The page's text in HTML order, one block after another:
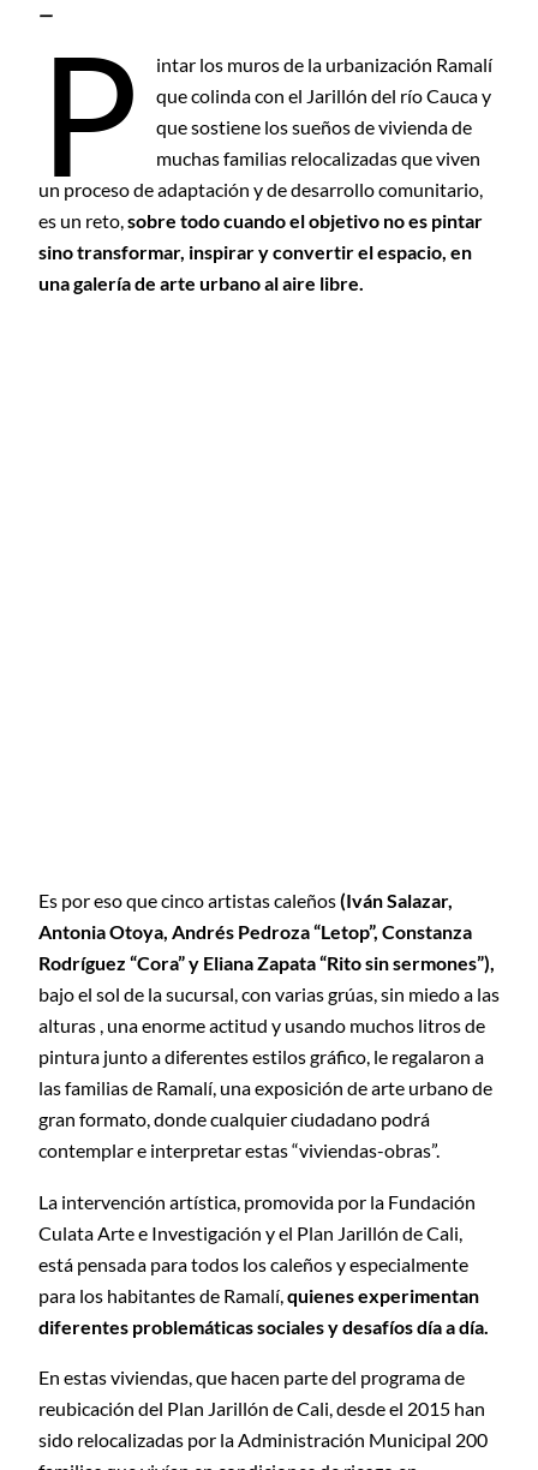
—
P
intar los muros de la urbanización Ramalí
que colinda con el Jarillón del río Cauca y
que sostiene los sueños de vivienda de
muchas familias relocalizadas que viven
un proceso de adaptación y de desarrollo comunitario,
es un reto, sobre todo cuando el objetivo no es pintar
sino transformar, inspirar y convertir el espacio, en
una galería de arte urbano al aire libre.
Es por eso que cinco artistas caleños(Iván Salazar,
Antonia Otoya, Andrés Pedroza “Letop”, Constanza
Rodríguez “Cora” y Eliana Zapata “Rito sin sermones”),
bajo el sol de la sucursal, con varias grúas, sin miedo a las
alturas , una enorme actitud y usando muchos litros de
pintura junto a diferentes estilos gráfico, le regalaron a
las familias de Ramalí, una exposición de arte urbano de
gran formato, donde cualquier ciudadano podrá
contemplar e interpretar estas “viviendas-obras”.
La intervención artística, promovida por la Fundación
Culata Arte e Investigación y el Plan Jarillón de Cali,
está pensada para todos los caleños y especialmente
para los habitantes de Ramalí, quienes experimentan
diferentes problemáticas sociales y desafíos día a día.
En estas viviendas, que hacen parte del programa de
reubicación del Plan Jarillón de Cali, desde el 2015 han
sido relocalizadas por la Administración Municipal 200